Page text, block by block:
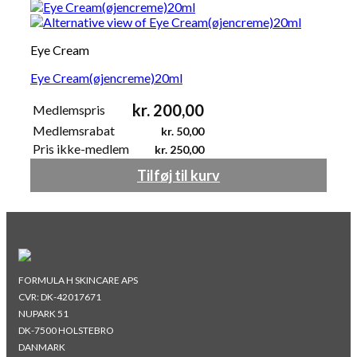
Eye Cream
Eye Cream(øjencreme)20ml
Medlemspris kr. 200,00
Medlemsrabat kr. 50,00
Pris ikke-medlem kr. 250,00
Tilføj til kurv
FORMULA H SKINCARE APS
CVR: DK-42017671
NUPARK 51
DK-7500 HOLSTEBRO
DANMARK